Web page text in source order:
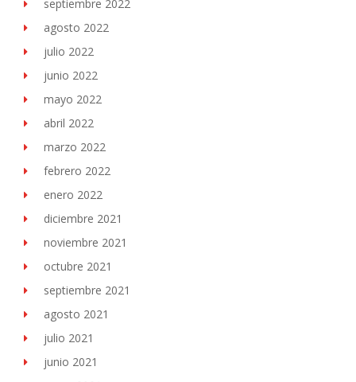
septiembre 2022
agosto 2022
julio 2022
junio 2022
mayo 2022
abril 2022
marzo 2022
febrero 2022
enero 2022
diciembre 2021
noviembre 2021
octubre 2021
septiembre 2021
agosto 2021
julio 2021
junio 2021